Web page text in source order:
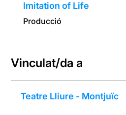
Imitation of Life
Producció
Vinculat/da a
Teatre Lliure - Montjuïc